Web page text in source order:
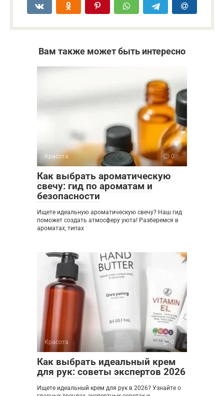
Вам также может быть интересно
Красота 0
Как выбрать ароматическую
свечу: гид по ароматам и
безопасности
Ищете идеальную ароматическую свечу? Наш гид
поможет создать атмосферу уюта! Разберемся в
ароматах, типах
Красота 0
Как выбрать идеальный крем
для рук: советы экспертов 2026
Ищете идеальный крем для рук в 2026? Узнайте о